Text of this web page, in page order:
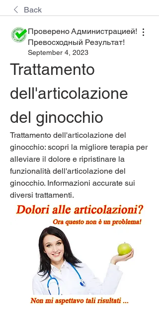
Back
Проверено Администрацией!
Превосходный Результат!
September 4, 2023
Trattamento
dell'articolazione
del ginocchio
Trattamento dell'articolazione del
ginocchio: scopri la migliore terapia per
alleviare il dolore e ripristinare la
funzionalità dell'articolazione del
ginocchio. Informazioni accurate sui
diversi trattamenti.